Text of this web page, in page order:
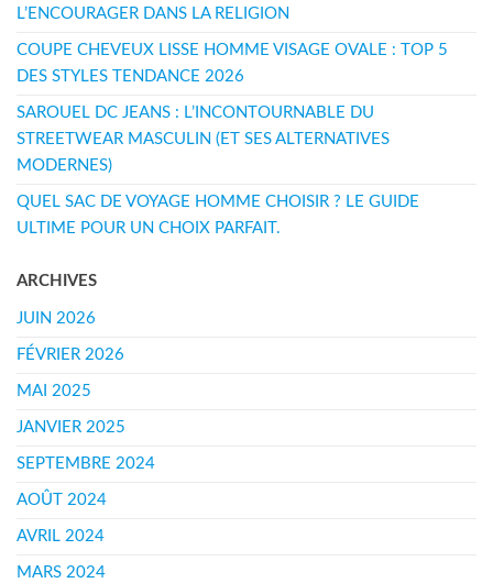
L’ENCOURAGER DANS LA RELIGION
COUPE CHEVEUX LISSE HOMME VISAGE OVALE : TOP 5
DES STYLES TENDANCE 2026
SAROUEL DC JEANS : L’INCONTOURNABLE DU
STREETWEAR MASCULIN (ET SES ALTERNATIVES
MODERNES)
QUEL SAC DE VOYAGE HOMME CHOISIR ? LE GUIDE
ULTIME POUR UN CHOIX PARFAIT.
ARCHIVES
JUIN 2026
FÉVRIER 2026
MAI 2025
JANVIER 2025
SEPTEMBRE 2024
AOÛT 2024
AVRIL 2024
MARS 2024